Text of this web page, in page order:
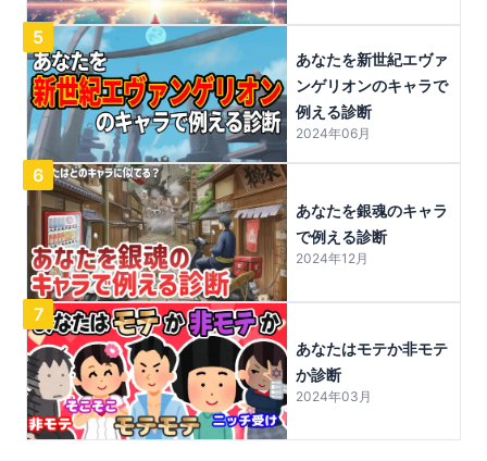
5
あなたを新世紀エヴァ
ンゲリオンのキャラで
例える診断
2024年06月
6
あなたを銀魂のキャラ
で例える診断
2024年12月
7
あなたはモテか非モテ
か診断
2024年03月